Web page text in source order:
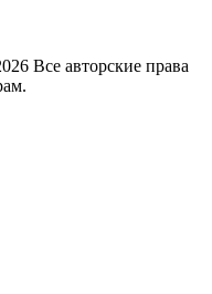
Все авторские права